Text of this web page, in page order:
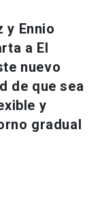
y Ennio
a El
nuevo
de que sea
y
gradual